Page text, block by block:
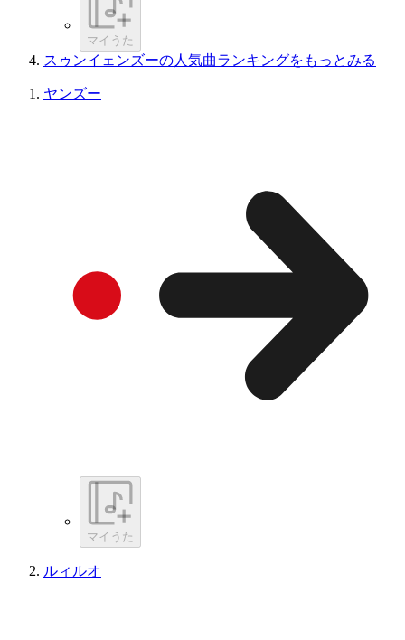
マイうた
スゥンイェンズーの人気曲ランキングをもっとみる
ヤンズー
マイうた
ルィルオ